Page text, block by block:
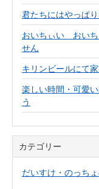
君たちにはやっぱ
おいちぃい おいち
せん
キリンビールにて
楽しい時間・可愛
う
カテゴリー
だいすけ・のっち